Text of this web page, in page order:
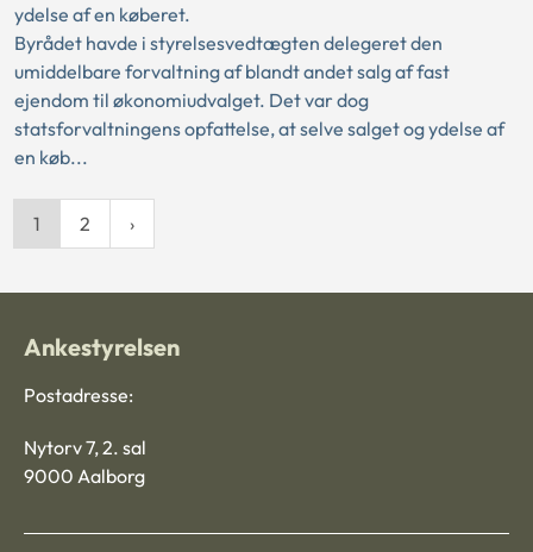
ydelse af en køberet.
Byrådet havde i styrelsesvedtægten delegeret den
umiddelbare forvaltning af blandt andet salg af fast
ejendom til økonomiudvalget. Det var dog
statsforvaltningens opfattelse, at selve salget og ydelse af
en køb...
1 2
Ankestyrelsen
Postadresse:
Nytorv 7, 2. sal
9000 Aalborg